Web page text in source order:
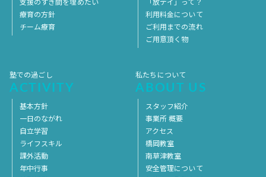
支援のすき間を埋めたい
療育の方針
チーム療育
「放デイ」って？
利用料金について
ご利用までの流れ
ご用意頂く物
塾での過ごし
ACTIVITY
基本方針
一日のながれ
自立学習
ライフスキル
課外活動
年中行事
私たちについて
ABOUT US
スタッフ紹介
事業所 概要
アクセス
橋岡教室
南草津教室
安全管理について